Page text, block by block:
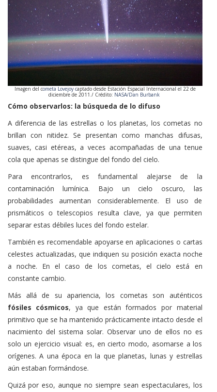
Imagen del cometa Lovejoy captado desde Estación Espacial Internacional el 22 de
diciembre de 2011./ Crédito: NASA/Dan Burbank
Cómo observarlos: la búsqueda de lo difuso
A diferencia de las estrellas o los planetas, los cometas no
brillan con nitidez. Se presentan como manchas difusas,
suaves, casi etéreas, a veces acompañadas de una tenue
cola que apenas se distingue del fondo del cielo.
Para encontrarlos, es fundamental alejarse de la
contaminación lumínica. Bajo un cielo oscuro, las
probabilidades aumentan considerablemente. El uso de
prismáticos o telescopios resulta clave, ya que permiten
separar estas débiles luces del fondo estelar.
También es recomendable apoyarse en aplicaciones o cartas
celestes actualizadas, que indiquen su posición exacta noche
a noche. En el caso de los cometas, el cielo está en
constante cambio.
Más allá de su apariencia, los cometas son auténticos
fósiles cósmicos, ya que están formados por material
primitivo que se ha mantenido prácticamente intacto desde el
nacimiento del sistema solar. Observar uno de ellos no es
solo un ejercicio visual: es, en cierto modo, asomarse a los
orígenes. A una época en la que planetas, lunas y estrellas
aún estaban formándose.
Quizá por eso, aunque no siempre sean espectaculares, los